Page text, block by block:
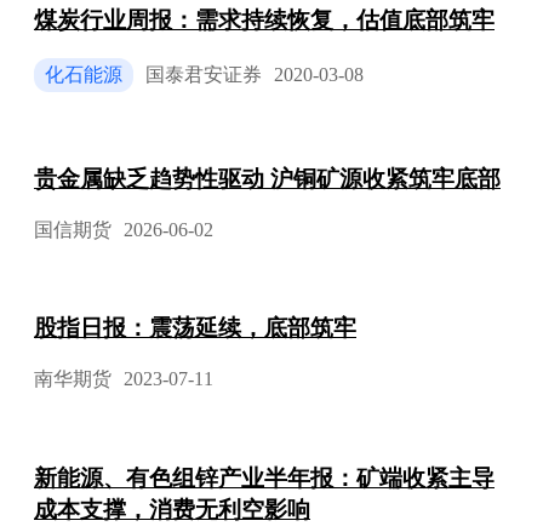
煤炭行业周报：需求持续恢复，估值底部筑牢
化石能源 国泰君安证券 2020-03-08
贵金属缺乏趋势性驱动 沪铜矿源收紧筑牢底部
国信期货 2026-06-02
股指日报：震荡延续，底部筑牢
南华期货 2023-07-11
新能源、有色组锌产业半年报：矿端收紧主导
成本支撑，消费无利空影响